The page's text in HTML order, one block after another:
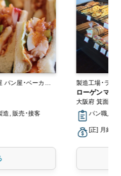
, 販売・接客
ローゲンマイ
大阪府 箕面市
パン職人・
[正] 月給